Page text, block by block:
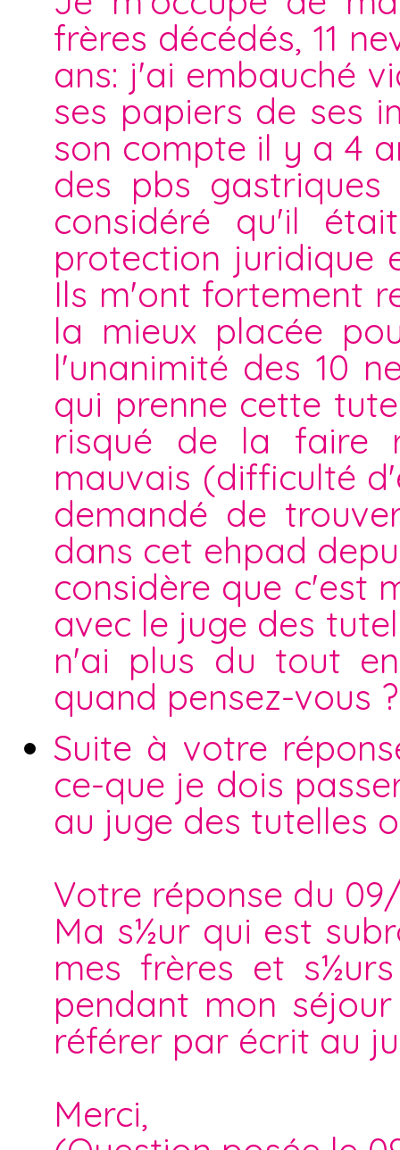
frères décédés, 11
ans: j'ai embauché
ses papiers de ses
son compte il y a 4
des pbs
considéré qu'il
protection juridique
Ils m'ont fortement
la mieux placée
l'unanimité des 10
qui prenne cette
risqué de la faire
mauvais (difficulté
demandé de
dans cet ehpad
considère que c'est
avec le juge des
n'ai plus du tout
quand pensez-vous ?
Suite à votre
ce-que je dois
au juge des tutelles
Votre réponse du
Ma s½ur qui est
mes frères et
pendant mon
référer par écrit au
Merci,